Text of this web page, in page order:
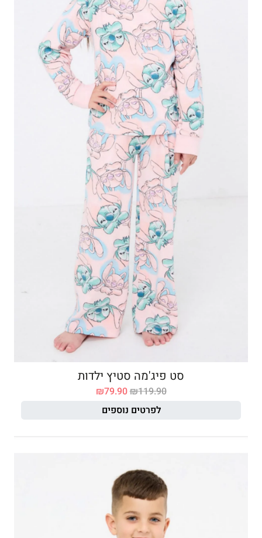
סט פיג'מה סטיץ ילדות
₪119.90
₪79.90
לפרטים נוספים